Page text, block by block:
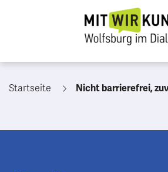
Startseite Nicht barrierefrei, zuviele Treppen und Steine